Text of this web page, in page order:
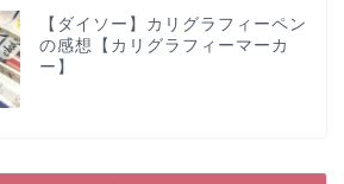
【ダイソー】カリグラフィーペン
の感想【カリグラフィーマーカ
ー】